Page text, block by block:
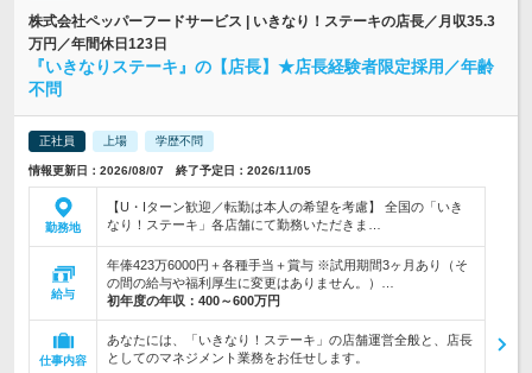
株式会社ペッパーフードサービス | いきなり！ステーキの店長／月収35.3
万円／年間休日123日
『いきなりステーキ』の【店長】★店長経験者限定採用／年齢
不問
正社員 上場 学歴不問
情報更新日：2026/08/07 終了予定日：2026/11/05
勤務地
【U・Iターン歓迎／転勤は本人の希望を考慮】 全国の「いき
なり！ステーキ」各店舗にて勤務いただきま…
給与
年俸423万6000円＋各種手当＋賞与 ※試用期間3ヶ月あり（そ
の間の給与や福利厚生に変更はありません。）…
初年度の年収： 400～600万円
仕事内容
あなたには、「いきなり！ステーキ」の店舗運営全般と、店長
としてのマネジメント業務をお任せします。